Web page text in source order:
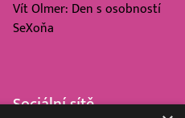
Vít Olmer: Den s osobností
SeXoňa
Sociální sítě